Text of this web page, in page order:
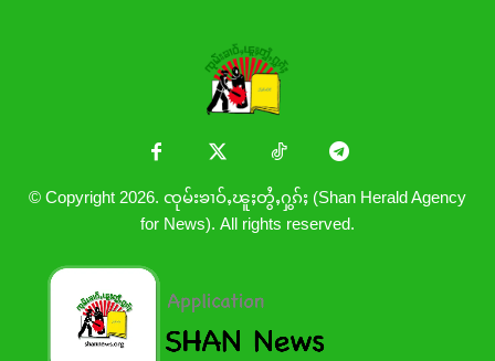
© Copyright 2026. ၸုမ်းၶၢဝ်ႇၽူႈတွႆႇႁွၵ်ႈ (Shan Herald Agency
for News). All rights reserved.